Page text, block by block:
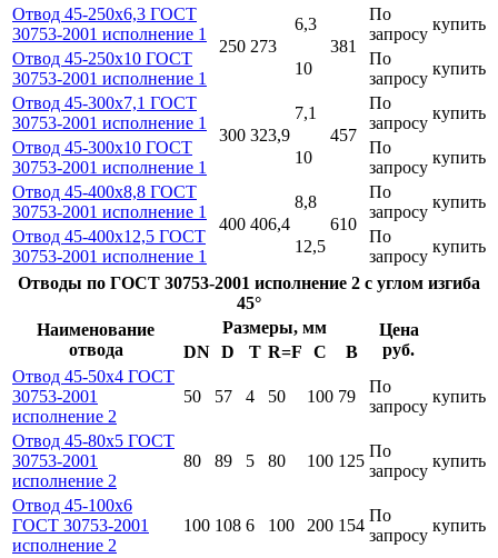
Отвод 45-250х6,3 ГОСТ
30753-2001 исполнение 1
250 273
6,3
381
По
запросу
купить
Отвод 45-250х10 ГОСТ
30753-2001 исполнение 1
10
По
запросу
купить
Отвод 45-300х7,1 ГОСТ
30753-2001 исполнение 1
300 323,9
7,1
457
По
запросу
купить
Отвод 45-300х10 ГОСТ
30753-2001 исполнение 1
10
По
запросу
купить
Отвод 45-400х8,8 ГОСТ
30753-2001 исполнение 1
400 406,4
8,8
610
По
запросу
купить
Отвод 45-400х12,5 ГОСТ
30753-2001 исполнение 1
12,5
По
запросу
купить
Отводы по ГОСТ 30753-2001 исполнение 2 с углом изгиба
45°
Наименование
отвода
Размеры, мм
Цена
руб.
DN D T R=F C
B
Отвод 45-50х4 ГОСТ
30753-2001
исполнение 2
50 57 4 50 100 79
По
запросу
купить
Отвод 45-80х5 ГОСТ
30753-2001
исполнение 2
80 89 5 80 100 125
По
запросу
купить
Отвод 45-100х6
ГОСТ 30753-2001
исполнение 2
100 108 6 100 200 154
По
запросу
купить